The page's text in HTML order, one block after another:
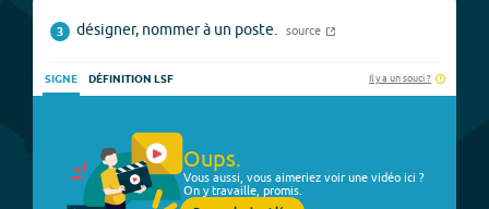
3 désigner, nommer à un poste. source
SIGNE DÉFINITION LSF Il y a un souci ?
Oups.
Vous aussi, vous aimeriez voir une vidéo ici ?
On y travaille, promis.